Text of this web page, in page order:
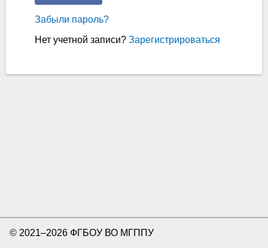
Забыли пароль?
Нет учетной записи? Зарегистрироваться
© 2021–2026 ФГБОУ ВО МГППУ